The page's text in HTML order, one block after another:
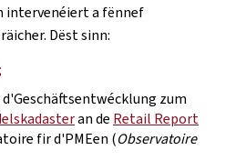
intervenéiert a fënnef
Dëst sinn:
zum
an de Retail Report
fir d'PMEen (Observatoire